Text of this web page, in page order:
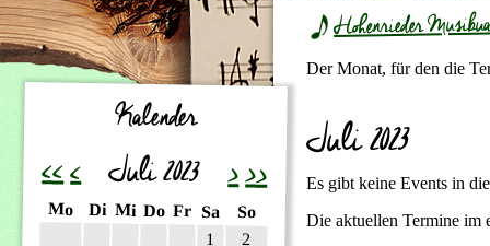
Hohenrieder
Der Monat, für den die
Juli 2023
Es gibt keine Events in
Die aktuellen Termine
Kalender
<<< Juli 2023 >>>
Montag
Dienstag
Mittwoch
Donnerstag
Freitag
Samstag
Sonntag
1 2